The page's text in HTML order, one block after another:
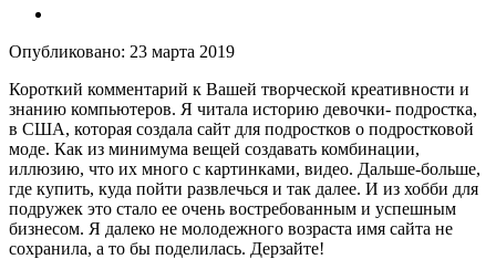
Опубликовано: 23 марта 2019
Короткий комментарий к Вашей творческой креативности и
знанию компьютеров. Я читала историю девочки- подростка,
в США, которая создала сайт для подростков о подростковой
моде. Как из минимума вещей создавать комбинации,
иллюзию, что их много с картинками, видео. Дальше-больше,
где купить, куда пойти развлечься и так далее. И из хобби для
подружек это стало ее очень востребованным и успешным
бизнесом. Я далеко не молодежного возраста имя сайта не
сохранила, а то бы поделилась. Дерзайте!